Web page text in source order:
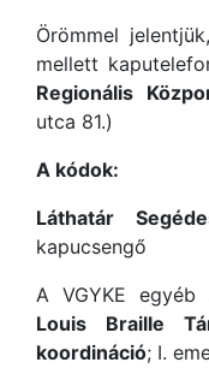
Örömmel
mellett
Regionális
utca 81.)
A kódok:
Láthatár
kapucsengő
A VGYKE egyéb
Louis Braille
koordináció; I.